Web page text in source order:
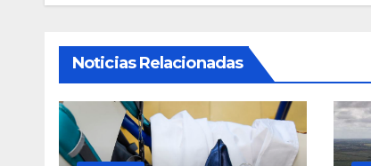
Noticias Relacionadas